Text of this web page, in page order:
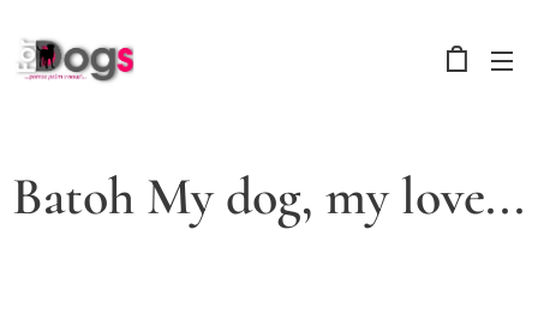
Batoh My dog, my love...